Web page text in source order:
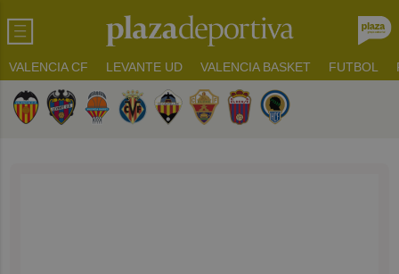
VALENCIA CF LEVANTE UD VALENCIA BASKET FUTBOL